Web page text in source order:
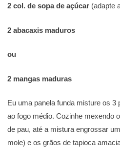
2 col. de sopa de açúcar (adapte
2 abacaxis maduros
ou
2 mangas maduras
Eu uma panela funda misture os 3
ao fogo médio. Cozinhe mexendo
de pau, até a mistura engrossar
mole) e os grãos de tapioca